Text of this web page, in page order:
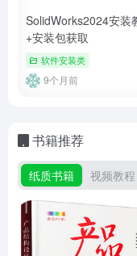
SolidWorks2024安装
+安装包获取
软件安装类
9个月前
书籍推荐
纸质书籍 视频教程